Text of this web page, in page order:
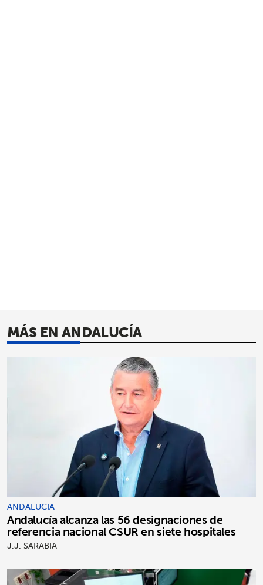
MÁS EN ANDALUCÍA
ANDALUCÍA
Andalucía alcanza las 56 designaciones de
referencia nacional CSUR en siete hospitales
J.J. SARABIA